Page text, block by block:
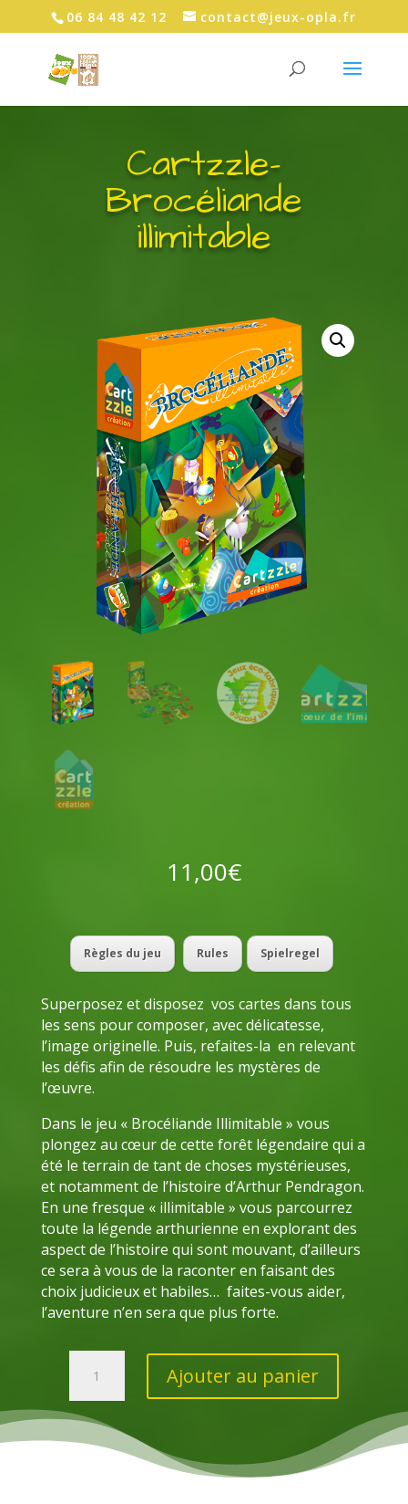
06 84 48 42 12 contact@jeux-opla.fr
Cartzzle-
Brocéliande
illimitable
11,00€
Règles du jeu Rules Spielregel
Superposez et disposez vos cartes dans tous
les sens pour composer, avec délicatesse,
l’image originelle. Puis, refaites-la en relevant
les défis afin de résoudre les mystères de
l’œuvre.
Dans le jeu « Brocéliande Illimitable » vous
plongez au cœur de cette forêt légendaire qui a
été le terrain de tant de choses mystérieuses,
et notamment de l’histoire d’Arthur Pendragon.
En une fresque « illimitable » vous parcourrez
toute la légende arthurienne en explorant des
aspect de l’histoire qui sont mouvant, d’ailleurs
ce sera à vous de la raconter en faisant des
choix judicieux et habiles… faites-vous aider,
l’aventure n’en sera que plus forte.
Cartzzle-
Brocéliande
illimitable
Ajouter au panier